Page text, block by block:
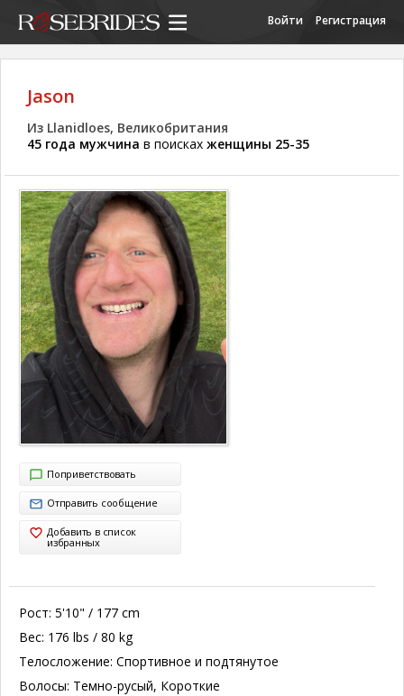
Войти Регистрация
Jason
Из Llanidloes, Великобритания
45 года мужчина в поисках женщины 25-35
Поприветствовать
Отправить сообщение
Добавить в список
избранных
Рост: 5'10" / 177 cm
Вес: 176 lbs / 80 kg
Телосложение: Спортивное и подтянутое
Волосы: Темно-русый, Короткие